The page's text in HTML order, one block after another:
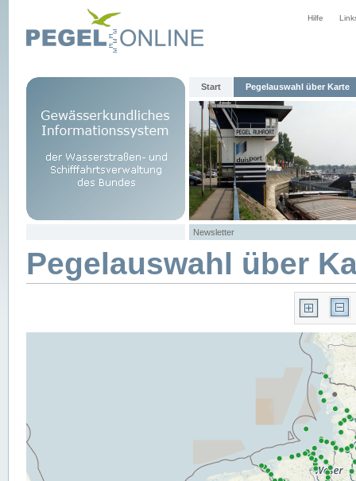
Hilfe
Start Pegelauswahl über Karte
Newsletter
Pegelauswahl über